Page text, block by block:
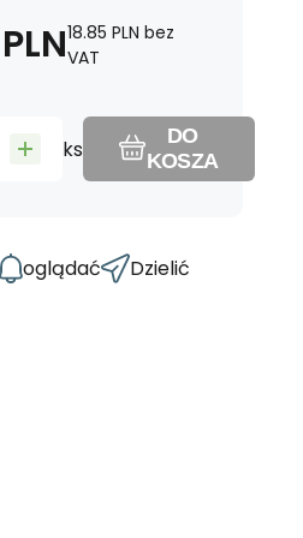
PLN18.85 PLN bez
VAT
ks
DO
KOSZA
oglądać Dzielić